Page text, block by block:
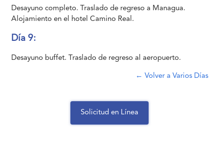
Desayuno completo. Traslado de regreso a Managua.
Alojamiento en el hotel Camino Real.
Día 9:
Desayuno buffet. Traslado de regreso al aeropuerto.
← Volver a Varios Días
Solicitud en Línea